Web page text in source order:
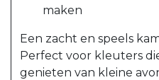
maken
Een zacht en speels
Perfect voor kleuters
genieten van kleine